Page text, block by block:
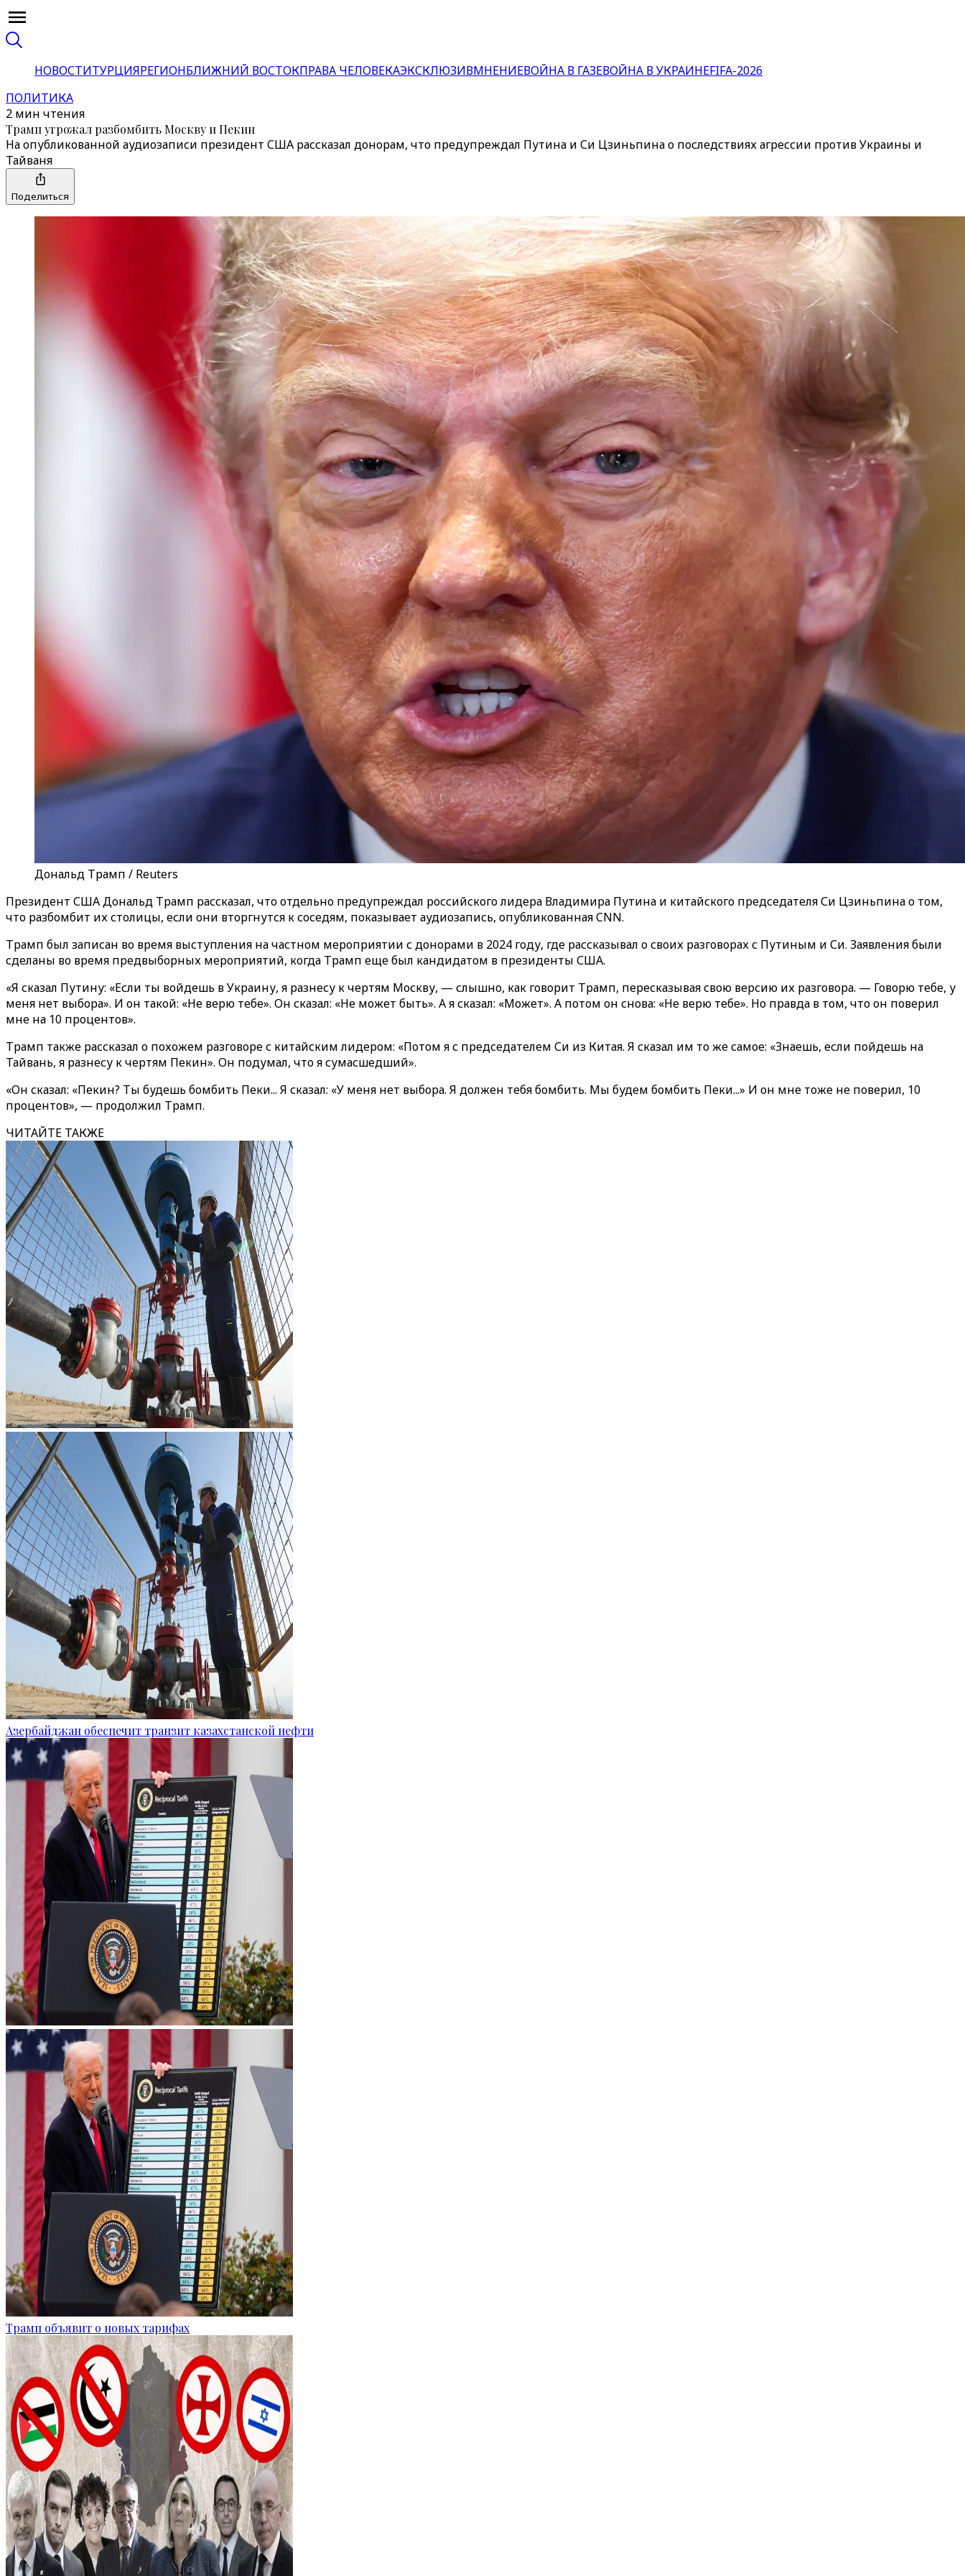
НОВОСТИТУРЦИЯРЕГИОНБЛИЖНИЙ ВОСТОКПРАВА ЧЕЛОВЕКАЭКСКЛЮЗИВМНЕНИЕВОЙНА В ГАЗЕВОЙНА В УКРАИНЕFIFA-2026
ПОЛИТИКА
2 мин чтения
Трамп угрожал разбомбить Москву и Пекин
На опубликованной аудиозаписи президент США рассказал донорам, что предупреждал Путина и Си Цзиньпина о последствиях агрессии против Украины и
Тайваня
Поделиться
Дональд Трамп / Reuters
Президент США Дональд Трамп рассказал, что отдельно предупреждал российского лидера Владимира Путина и китайского председателя Си Цзиньпина о том,
что разбомбит их столицы, если они вторгнутся к соседям, показывает аудиозапись, опубликованная CNN.
Трамп был записан во время выступления на частном мероприятии с донорами в 2024 году, где рассказывал о своих разговорах с Путиным и Си. Заявления были
сделаны во время предвыборных мероприятий, когда Трамп еще был кандидатом в президенты США.
«Я сказал Путину: «Если ты войдешь в Украину, я разнесу к чертям Москву, — слышно, как говорит Трамп, пересказывая свою версию их разговора. — Говорю тебе, у
меня нет выбора». И он такой: «Не верю тебе». Он сказал: «Не может быть». А я сказал: «Может». А потом он снова: «Не верю тебе». Но правда в том, что он поверил
мне на 10 процентов».
Трамп также рассказал о похожем разговоре с китайским лидером: «Потом я с председателем Си из Китая. Я сказал им то же самое: «Знаешь, если пойдешь на
Тайвань, я разнесу к чертям Пекин». Он подумал, что я сумасшедший».
«Он сказал: «Пекин? Ты будешь бомбить Пеки... Я сказал: «У меня нет выбора. Я должен тебя бомбить. Мы будем бомбить Пеки...» И он мне тоже не поверил, 10
процентов», — продолжил Трамп.
ЧИТАЙТЕ ТАКЖЕ
Азербайджан обеспечит транзит казахстанской нефти
Трамп объявит о новых тарифах